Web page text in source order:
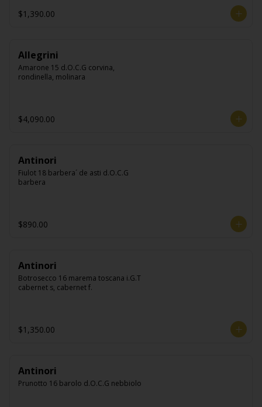
$1,390.00
Allegrini
Amarone 15 d.O.C.G corvina,
rondinella, molinara
$4,090.00
Antinori
Fiulot 18 barbera´ de asti d.O.C.G
barbera
$890.00
Antinori
Botrosecco 16 marema toscana i.G.T
cabernet s, cabernet f.
$1,350.00
Antinori
Prunotto 16 barolo d.O.C.G nebbiolo